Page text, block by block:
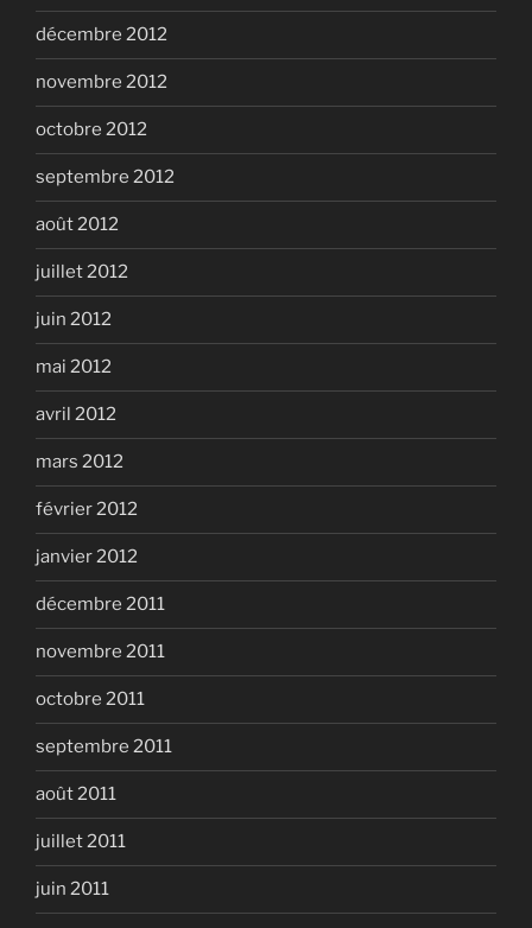
décembre 2012
novembre 2012
octobre 2012
septembre 2012
août 2012
juillet 2012
juin 2012
mai 2012
avril 2012
mars 2012
février 2012
janvier 2012
décembre 2011
novembre 2011
octobre 2011
septembre 2011
août 2011
juillet 2011
juin 2011